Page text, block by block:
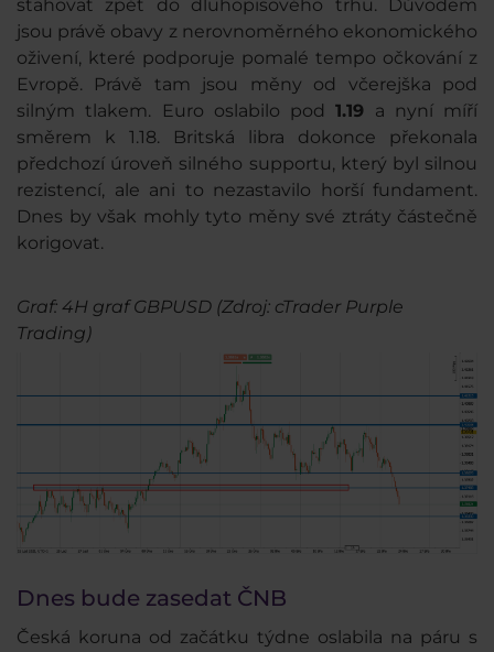
stahovat zpět do dluhopisového trhu. Důvodem
jsou právě obavy z nerovnoměrného ekonomického
oživení, které podporuje pomalé tempo očkování z
Evropě. Právě tam jsou měny od včerejška pod
silným tlakem. Euro oslabilo pod1.19 a nyní míří
směrem k 1.18. Britská libra dokonce překonala
předchozí úroveň silného supportu, který byl silnou
rezistencí, ale ani to nezastavilo horší fundament.
Dnes by však mohly tyto měny své ztráty částečně
korigovat.
Graf: 4H graf GBPUSD (Zdroj: cTrader Purple
Trading)
Dnes bude zasedat ČNB
Česká koruna od začátku týdne oslabila na páru s